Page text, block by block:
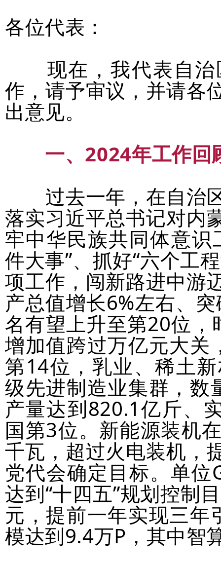
各位代表：
现在，我代表自治
作，请予审议，并请各
出意见。
一、2024年工作回
过去一年，在自治
落实习近平总书记对内
牢中华民族共同体意识
件大事”、抓好“六个工
项工作，闯新路进中游
产总值增长6%左右、
名有望上升至第20位
增加值跨过万亿元大关
第14位，乳业、稀土
级先进制造业集群，数
产量达到820.1亿斤、
国第3位。新能源装机
千瓦，超过火电装机，
党代会确定目标。单位
达到“十四五”规划控制
元，提前一年实现三
模达到9.4万P，其中智